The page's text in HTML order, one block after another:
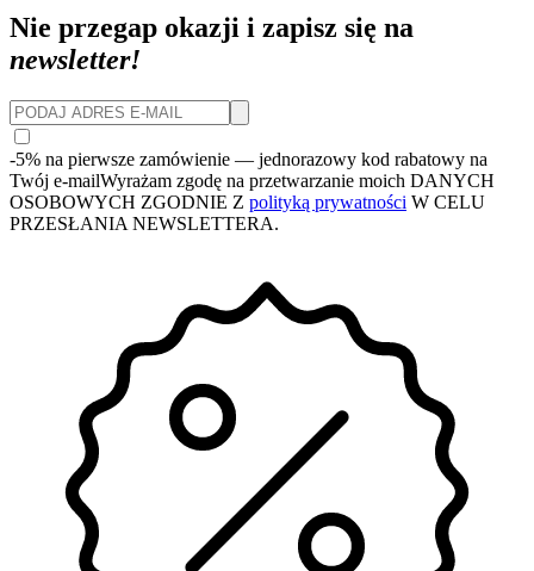
Nie przegap okazji i zapisz się na
newsletter!
-5% na pierwsze zamówienie — jednorazowy kod rabatowy na
Twój e-mailWyrażam zgodę na przetwarzanie moich DANYCH
OSOBOWYCH ZGODNIE Z polityką prywatności W CELU
PRZESŁANIA NEWSLETTERA.